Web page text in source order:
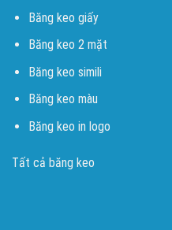
Băng keo giấy
Băng keo 2 mặt
Băng keo simili
Băng keo màu
Băng keo in logo
Tất cả băng keo